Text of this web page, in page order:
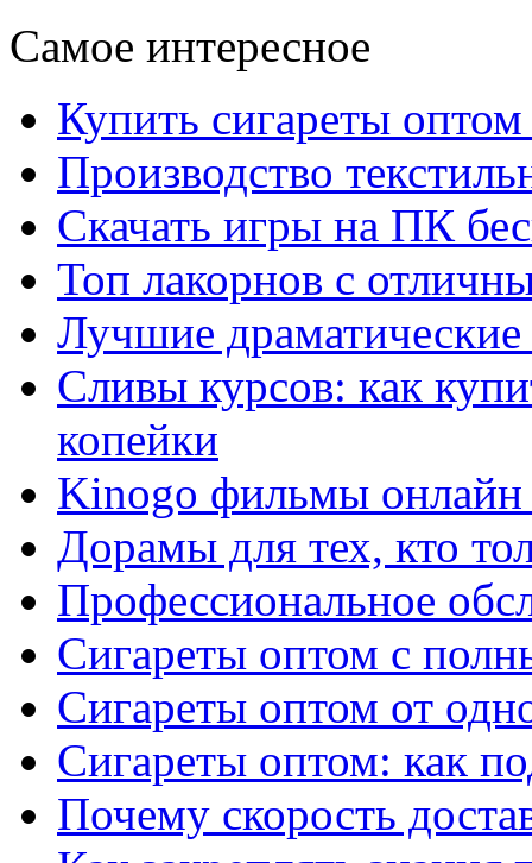
Самое интересное
Купить сигареты
Производство
Скачать игры на ПК
Топ лакорнов с
Лучшие
Сливы курсов: как
копейки
Kinogo фильмы онлайн
Дорамы для тех, кто
Профессиональное
Сигареты оптом с
Сигареты оптом от
Сигареты оптом: как
Почему скорость